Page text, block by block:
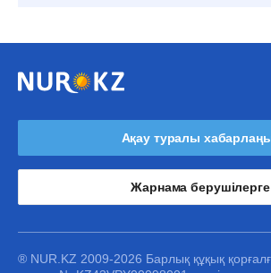
Ақау туралы
Жарнама берушілерге
® NUR.KZ 2009-2026 Барлық құқық